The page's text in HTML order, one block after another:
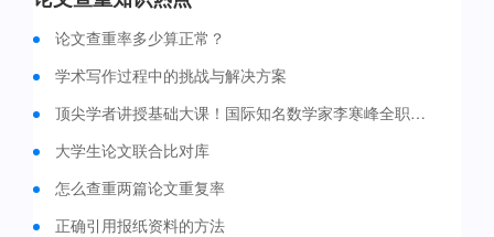
论文查重率多少算正常？
学术写作过程中的挑战与解决方案
顶尖学者讲授基础大课！国际知名数学家李寒峰全职加盟重庆大学
大学生论文联合比对库
怎么查重两篇论文重复率
正确引用报纸资料的方法